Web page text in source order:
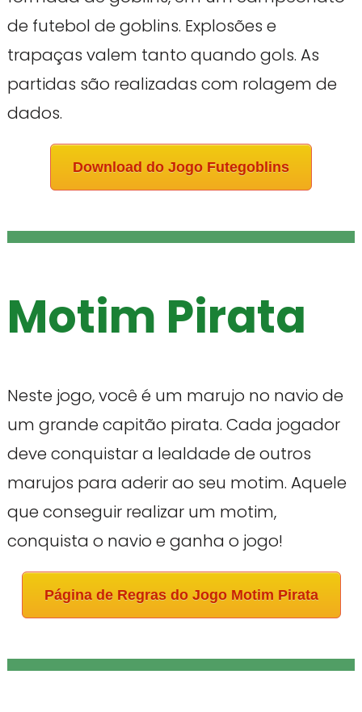
de futebol de goblins. Explosões e
trapaças valem tanto quando gols. As
partidas são realizadas com rolagem de
dados.
Download do Jogo Futegoblins
Motim Pirata
Neste jogo, você é um marujo no navio de
um grande capitão pirata. Cada jogador
deve conquistar a lealdade de outros
marujos para aderir ao seu motim. Aquele
que conseguir realizar um motim,
conquista o navio e ganha o jogo!
Página de Regras do Jogo Motim Pirata